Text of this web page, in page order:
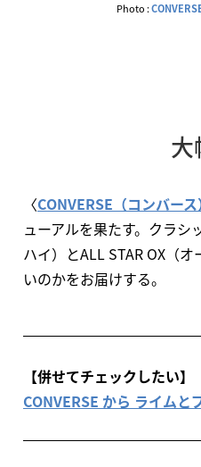
Photo :
大
〈CONVERSE（コンバース
ューアルを果たす。クラ
ハイ）とALL STAR OX（
いのかをお届けする。
【併せてチェックしたい】
CONVERSE から ライムと